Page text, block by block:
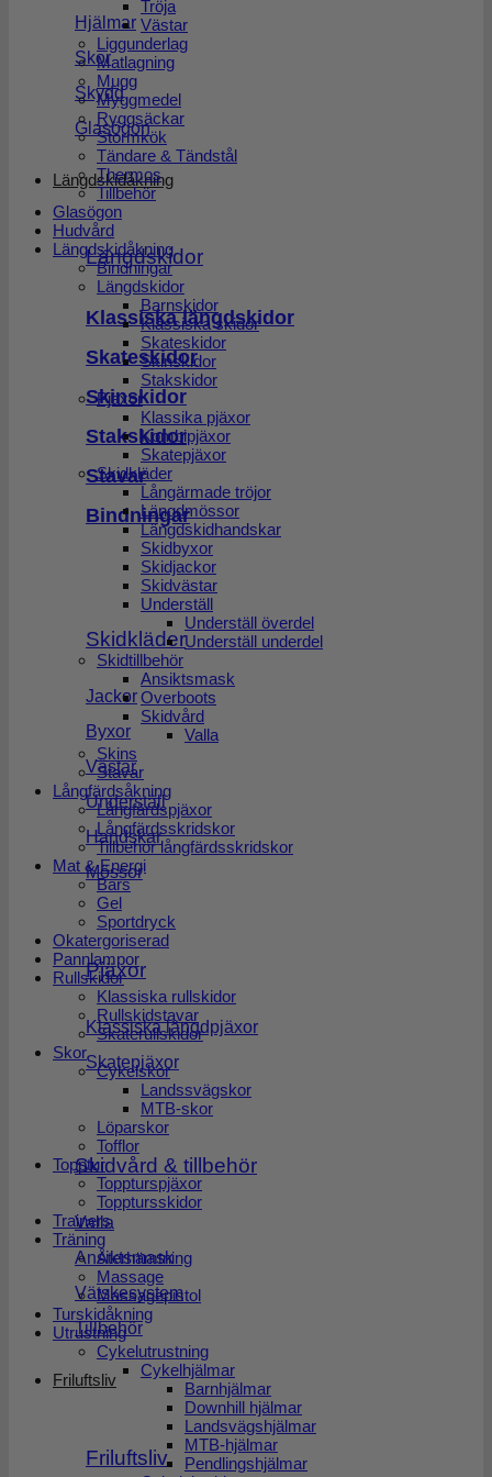
Hjälmar
Skor
Skydd
Glasögon
Längdskidåkning
Längdskidor
Klassiska längdskidor
Skateskidor
Skinskidor
Stakskidor
Stavar
Bindningar
Skidkläder
Jackor
Byxor
Västar
Underställ
Handskar
Mössor
Pjäxor
Klassiska längdpjäxor
Skatepjäxor
Skidvård & tillbehör
Valla
Ansiktsmask
Vätskesystem
Tillbehör
Friluftsliv
Friluftsliv
Tröja
Västar
Liggunderlag
Matlagning
Mugg
Myggmedel
Ryggsäckar
Stormkök
Tändare & Tändstål
Thermos
Tillbehör
Glasögon
Hudvård
Längdskidåkning
Bindningar
Längdskidor
Barnskidor
Klassiska skidor
Skateskidor
Skinskidor
Stakskidor
Pjäxor
Klassika pjäxor
Kombipjäxor
Skatepjäxor
Skidkläder
Långärmade tröjor
Längdmössor
Längdskidhandskar
Skidbyxor
Skidjackor
Skidvästar
Underställ
Underställ överdel
Underställ underdel
Skidtillbehör
Ansiktsmask
Overboots
Skidvård
Valla
Skins
Stavar
Långfärdsåkning
Långfärdspjäxor
Långfärdsskridskor
Tillbehör långfärdsskridskor
Mat & Energi
Bars
Gel
Sportdryck
Okatergoriserad
Pannlampor
Rullskidor
Klassiska rullskidor
Rullskidstavar
Skaterullskidor
Skor
Cykelskor
Landssvägskor
MTB-skor
Löparskor
Tofflor
Topptur
Toppturspjäxor
Topptursskidor
Trainers
Träning
Återhämtning
Massage
Massagepistol
Turskidåkning
Utrustning
Cykelutrustning
Cykelhjälmar
Barnhjälmar
Downhill hjälmar
Landsvägshjälmar
MTB-hjälmar
Pendlingshjälmar